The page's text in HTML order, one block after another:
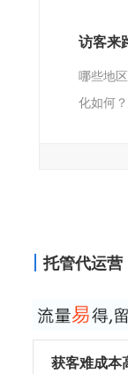
访客来
哪些地
化如何
托管代运营
获客难成本